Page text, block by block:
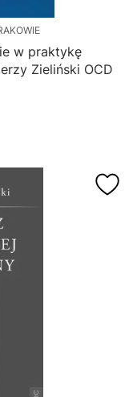
w praktykę
Zieliński OCD